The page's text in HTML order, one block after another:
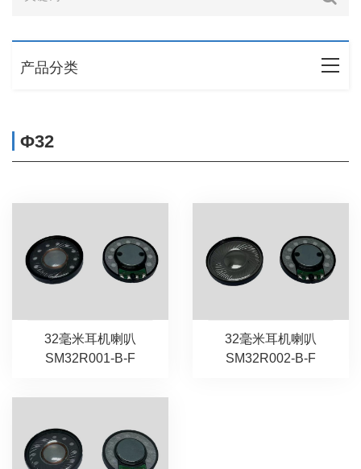
产品分类
Φ32
32毫米耳机喇叭
SM32R001-B-F
32毫米耳机喇叭
SM32R002-B-F